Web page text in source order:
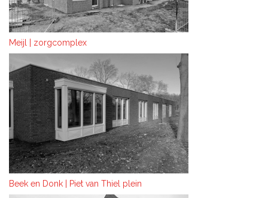
Meijl | zorgcomplex
Beek en Donk | Piet van Thiel plein